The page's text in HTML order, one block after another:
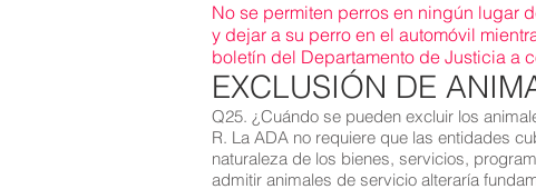
No se permiten perros en ningún lugar
y dejar a su perro en el automóvil
boletín del Departamento de Justicia a
EXCLUSIÓN DE
Q25. ¿Cuándo se pueden excluir los
R. La ADA no requiere que las entidades
naturaleza de los bienes, servicios,
admitir animales de servicio alteraría